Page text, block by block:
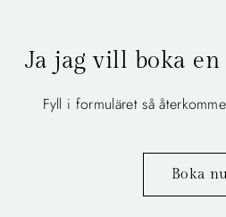
Ja jag vill boka
Fyll i formuläret så
Boka